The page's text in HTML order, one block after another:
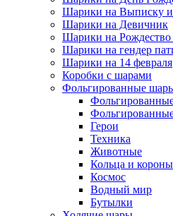
Шарики на Выписку
Шарики на Девичник
Шарики на
Шарики на гендер
Шарики на 14 февраля
Коробки с шарами
Фольгированные
Герои
Техника
Животные
Кольца и короны
Космос
Водный мир
Бутылки